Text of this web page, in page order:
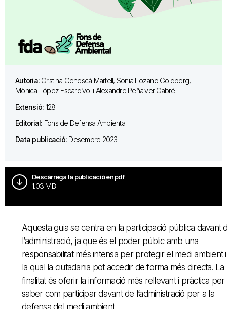
Autoria: Cristina Genescà Martell, Sonia Lozano Goldberg,
Mònica López Escardívol i Alexandre Peñalver Cabré
Extensió: 128
Editorial: Fons de Defensa Ambiental
Data publicació: Desembre 2023
Descàrrega la publicació en pdf
1.03 MB
Aquesta guia se centra en la participació pública davant
l’administració, ja que és el poder públic amb una
responsabilitat més intensa per protegir el medi ambient
la qual la ciutadania pot accedir de forma més directa. La
finalitat és oferir la informació més rellevant i pràctica per
saber com participar davant de l’administració per a la
defensa del medi ambient.